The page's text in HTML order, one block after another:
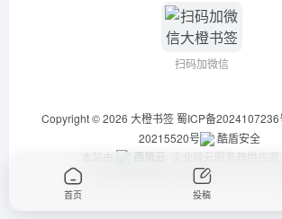
扫码加微信
Copyright © 2026 大橙书签 蜀ICP备2024107236
20215520号
酷盾安全
本站由
西风云 企业级云服务器供应商
违法举报/投稿等事物联系邮箱：
首页 投稿